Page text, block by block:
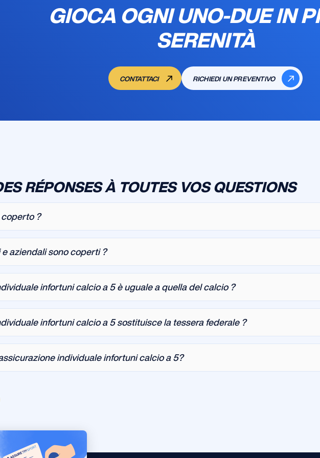
GIOCA OGNI UNO-DUE IN
SERENITÀ
CONTATTACI RICHIEDI UN PREVENTIVO
RÉPONSES À TOUTES VOS QUESTIONS
?
aziendali sono coperti ?
infortuni calcio a 5 è uguale a quella del calcio ?
infortuni calcio a 5 sostituisce la tessera federale ?
individuale infortuni calcio a 5?